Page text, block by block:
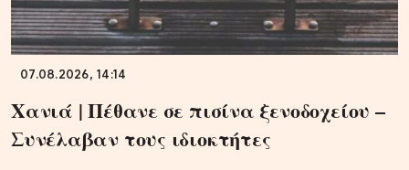
07.08.2026, 14:14
Χανιά | Πέθανε σε πισίνα ξενοδοχείου –
Συνέλαβαν τους ιδιοκτήτες